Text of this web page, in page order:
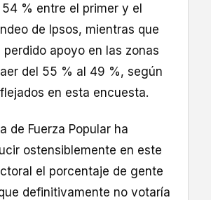
% entre el primer y el
de Ipsos, mientras que
perdido apoyo en las zonas
del 55 % al 49 %, según
en esta encuesta.
de Fuerza Popular ha
ostensiblemente en este
el porcentaje de gente
definitivamente no votaría